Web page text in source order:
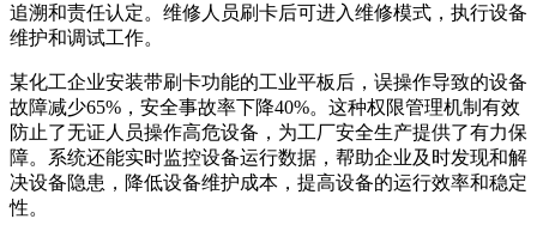
追溯和责任认定。维修人员刷卡后可进入维修模式，执行设备
维护和调试工作。
某化工企业安装带刷卡功能的工业平板后，误操作导致的设备
故障减少65%，安全事故率下降40%。这种权限管理机制有效
防止了无证人员操作高危设备，为工厂安全生产提供了有力保
障。系统还能实时监控设备运行数据，帮助企业及时发现和解
决设备隐患，降低设备维护成本，提高设备的运行效率和稳定
性。